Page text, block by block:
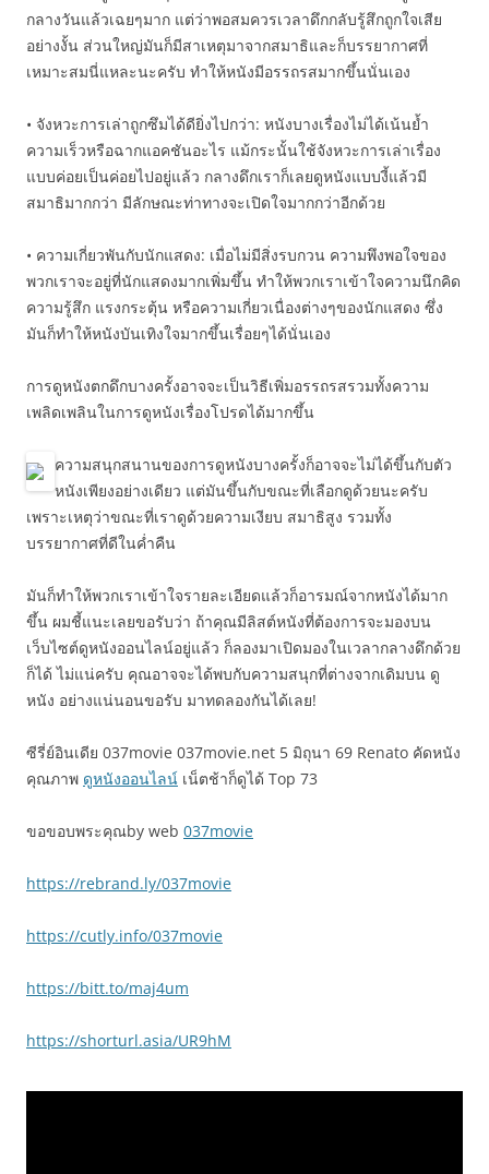
กลางวันแล้วเฉยๆมาก แต่ว่าพอสมควรเวลาดึกกลับรู้สึกถูกใจเสีย
อย่างงั้น ส่วนใหญ่มันก็มีสาเหตุมาจากสมาธิและก็บรรยากาศที่
เหมาะสมนี่แหละนะครับ ทำให้หนังมีอรรถรสมากขึ้นนั่นเอง
• จังหวะการเล่าถูกซึมได้ดียิ่งไปกว่า: หนังบางเรื่องไม่ได้เน้นย้ำ
ความเร็วหรือฉากแอคชันอะไร แม้กระนั้นใช้จังหวะการเล่าเรื่อง
แบบค่อยเป็นค่อยไปอยู่แล้ว กลางดึกเราก็เลยดูหนังแบบงี้แล้วมี
สมาธิมากกว่า มีลักษณะท่าทางจะเปิดใจมากกว่าอีกด้วย
• ความเกี่ยวพันกับนักแสดง: เมื่อไม่มีสิ่งรบกวน ความพึงพอใจของ
พวกเราจะอยู่ที่นักแสดงมากเพิ่มขึ้น ทำให้พวกเราเข้าใจความนึกคิด
ความรู้สึก แรงกระตุ้น หรือความเกี่ยวเนื่องต่างๆของนักแสดง ซึ่ง
มันก็ทำให้หนังบันเทิงใจมากขึ้นเรื่อยๆได้นั่นเอง
การดูหนังตกดึกบางครั้งอาจจะเป็นวิธีเพิ่มอรรถรสรวมทั้งความ
เพลิดเพลินในการดูหนังเรื่องโปรดได้มากขึ้น
ความสนุกสนานของการดูหนังบางครั้งก็อาจจะไม่ได้ขึ้นกับตัว
หนังเพียงอย่างเดียว แต่มันขึ้นกับขณะที่เลือกดูด้วยนะครับ
เพราะเหตุว่าขณะที่เราดูด้วยความเงียบ สมาธิสูง รวมทั้ง
บรรยากาศที่ดีในค่ำคืน
มันก็ทำให้พวกเราเข้าใจรายละเอียดแล้วก็อารมณ์จากหนังได้มาก
ขึ้น ผมชี้แนะเลยขอรับว่า ถ้าคุณมีลิสต์หนังที่ต้องการจะมองบน
เว็บไซต์ดูหนังออนไลน์อยู่แล้ว ก็ลองมาเปิดมองในเวลากลางดึกด้วย
ก็ได้ ไม่แน่ครับ คุณอาจจะได้พบกับความสนุกที่ต่างจากเดิมบน ดู
หนัง อย่างแน่นอนขอรับ มาทดลองกันได้เลย!
ซีรี่ย์อินเดีย 037movie 037movie.net 5 มิถุนา 69 Renato คัดหนัง
คุณภาพ ดูหนังออนไลน์ เน็ตช้าก็ดูได้ Top 73
ขอขอบพระคุณby web 037movie
https://rebrand.ly/037movie
https://cutly.info/037movie
https://bitt.to/maj4um
https://shorturl.asia/UR9hM